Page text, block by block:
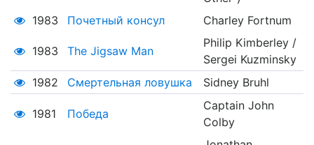
1983
Почетный консул Charley Fortnum
1983 The Jigsaw Man
Philip Kimberley /
Sergei Kuzminsky
1982
Смертельная ловушка Sidney Bruhl
1981 Победа
Captain John
Colby